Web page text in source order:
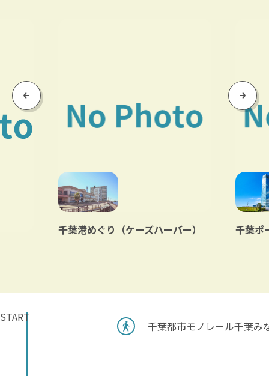
Previous
千葉港めぐり（ケーズハーバー） 千葉ポ
Next
START
千葉都市モノレール千葉み